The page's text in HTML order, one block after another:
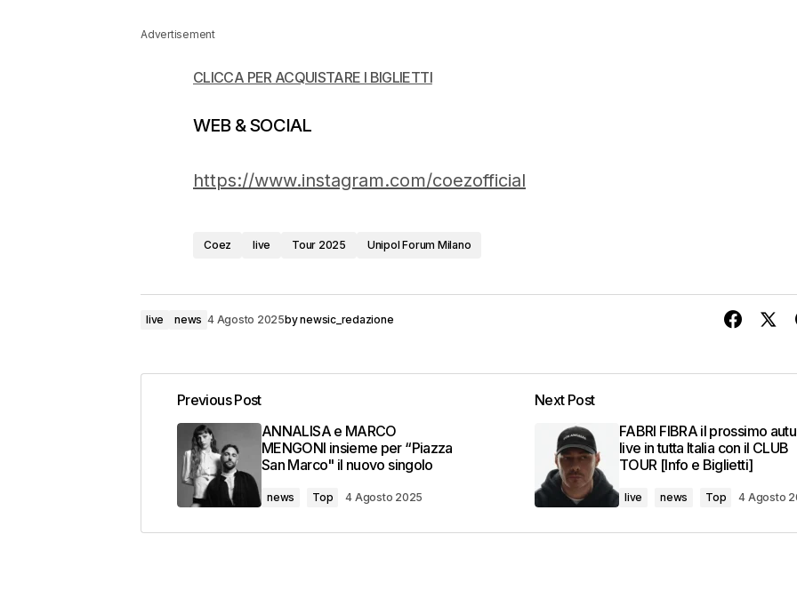
Advertisement
CLICCA PER ACQUISTARE I BIGLIETTI
WEB & SOCIAL
https://www.instagram.com/coezofficial
Coez live Tour 2025 Unipol Forum Milano
live news 4 Agosto 2025bynewsic_redazione
Previous Post
ANNALISA e MARCO
MENGONI insieme per “Piazza
San Marco" il nuovo singolo
news Top 4 Agosto 2025
Next Post
FABRI FIBRA il prossimo
live in tutta Italia con il CLUB
TOUR [Info e Biglietti]
live news Top 4 Agosto